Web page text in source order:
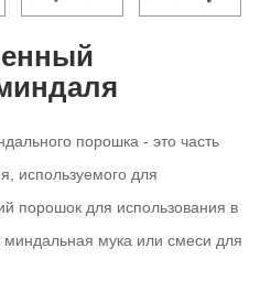
порошка - это часть
используемого для
порошок для использования в
миндальная мука или смеси для